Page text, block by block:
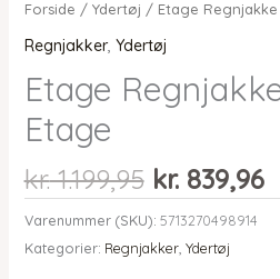
Forside / Ydertøj / Etage
Regnjakker, Ydertøj
Etage
Etage
kr.1.199,95 Den
pris
var:
kr.839,96
Varenummer (SKU): 5713270498914
Kategorier: Regnjakker, Ydertøj